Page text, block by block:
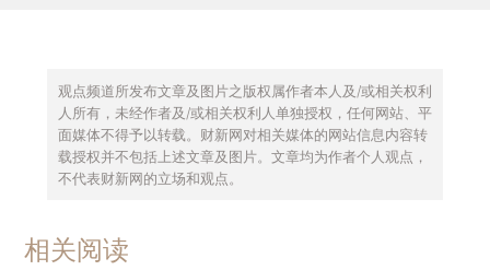
观点频道所发布文章及图片之版权属作者本人及/或相关权利
人所有，未经作者及/或相关权利人单独授权，任何网站、平
面媒体不得予以转载。财新网对相关媒体的网站信息内容转
载授权并不包括上述文章及图片。文章均为作者个人观点，
不代表财新网的立场和观点。
相关阅读